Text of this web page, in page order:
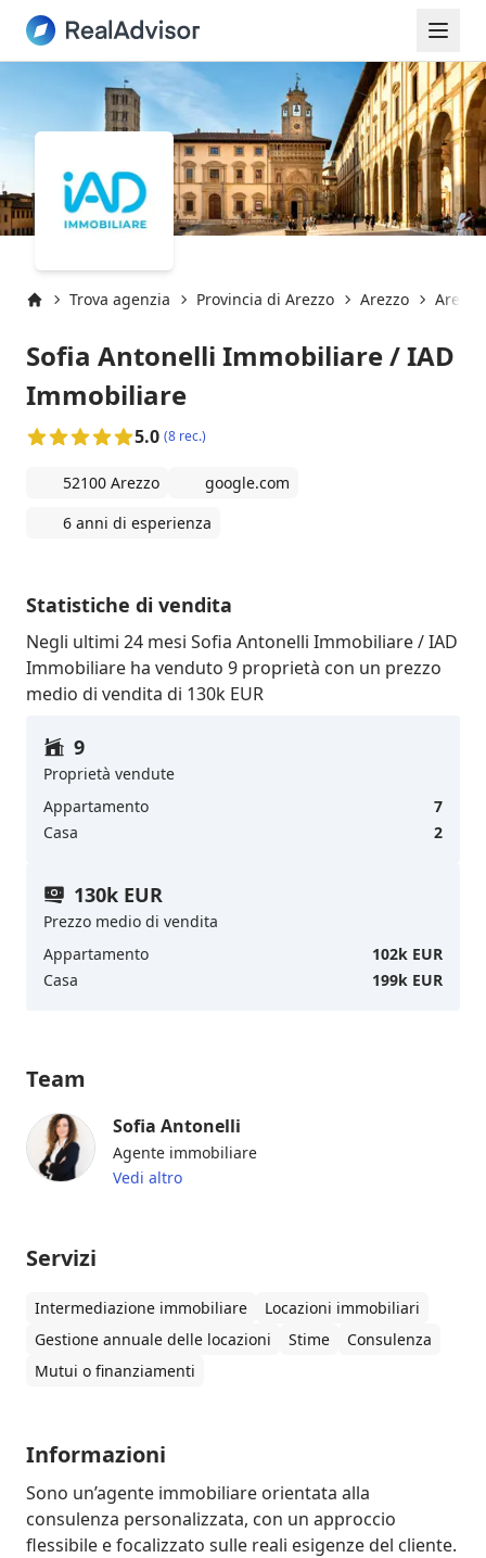
Trova agenzia Provincia di Arezzo Arezzo
Sofia Antonelli Immobiliare / IAD
Immobiliare
5.0 (8 rec.)
52100 Arezzo
google.com
6 anni di esperienza
Statistiche di vendita
Negli ultimi 24 mesi Sofia Antonelli Immobiliare / IAD
Immobiliare ha venduto 9 proprietà con un prezzo
medio di vendita di 130k EUR
9
Proprietà vendute
Appartamento
7
Casa
2
130k EUR
Prezzo medio di vendita
Appartamento
102k EUR
Casa
199k EUR
Team
Sofia Antonelli
Agente immobiliare
Vedi altro
Servizi
Intermediazione immobiliare
Locazioni immobiliari
Gestione annuale delle locazioni
Stime
Consulenza
Mutui o finanziamenti
Informazioni
Sono un’agente immobiliare orientata alla
consulenza personalizzata, con un approccio
flessibile e focalizzato sulle reali esigenze del cliente.